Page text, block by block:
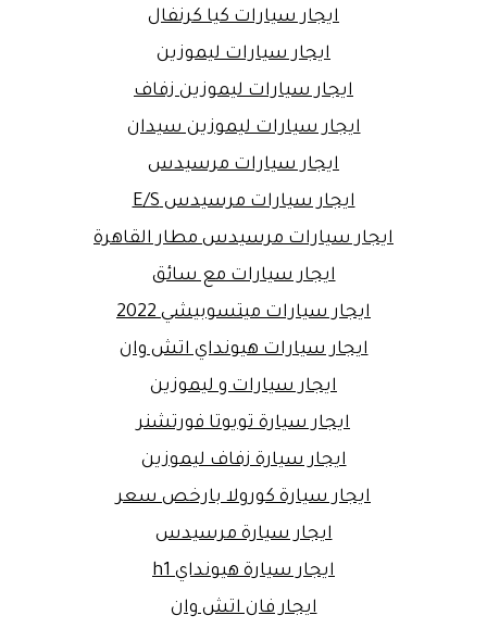
ايجار سيارات كيا كرنفال
ايجار سيارات ليموزين
ايجار سيارات ليموزين زفاف
ايجار سيارات ليموزين سيدان
ايجار سيارات مرسيدس
ايجار سيارات مرسيدس E/S
ايجار سيارات مرسيدس مطار القاهرة
ايجار سيارات مع سائق
ايجار سيارات ميتسوبيشي 2022
ايجار سيارات هيونداي اتش وان
ايجار سيارات و ليموزين
ايجار سيارة تويوتا فورتشنر
ايجار سيارة زفاف ليموزين
ايجار سيارة كورولا بارخص سعر
ايجار سيارة مرسيدس
ايجار سيارة هيونداي h1
ايجار فان اتش وان